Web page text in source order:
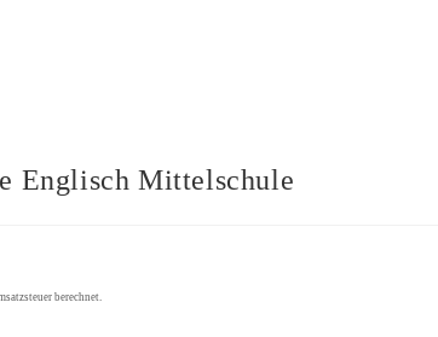
Englisch Mittelschule
berechnet.